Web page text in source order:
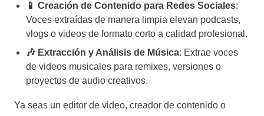
📱 Creación de Contenido para Redes Sociales:
Voces extraídas de manera limpia elevan podcasts,
vlogs o videos de formato corto a calidad profesional.
🎶 Extracción y Análisis de Música: Extrae voces
de videos musicales para remixes, versiones o
proyectos de audio creativos.
Ya seas un editor de video, creador de contenido o